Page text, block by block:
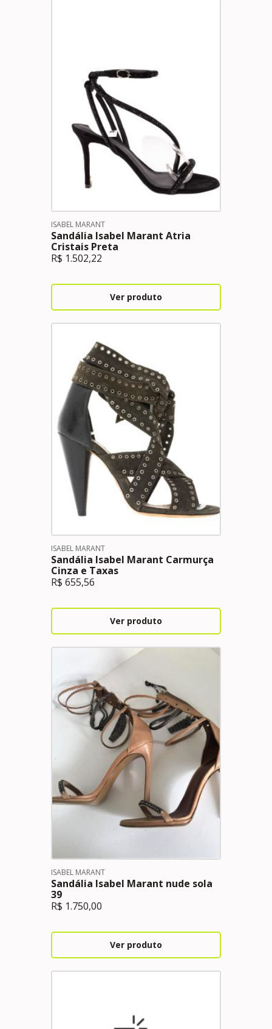
ISABEL MARANT
Sandália Isabel Marant Atria
Cristais Preta
R$ 1.502,22
Ver produto
ISABEL MARANT
Sandália Isabel Marant Carmurça
Cinza e Taxas
R$ 655,56
Ver produto
ISABEL MARANT
Sandália Isabel Marant nude sola
39
R$ 1.750,00
Ver produto